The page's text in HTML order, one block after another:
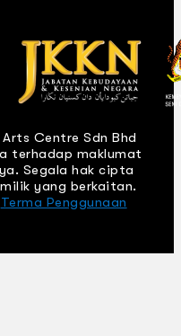
Centre Sdn Bhd
terhadap maklumat
Segala hak cipta
yang berkaitan.
Terma Penggunaan